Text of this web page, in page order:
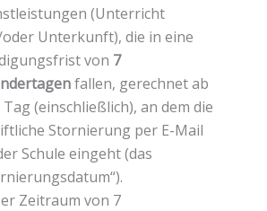
(Unterricht
Unterkunft), die in eine
von 7
fallen, gerechnet ab
Tag (einschließlich), an dem die
Stornierung per E-Mail
Schule eingeht (das
Zeitraum von 7